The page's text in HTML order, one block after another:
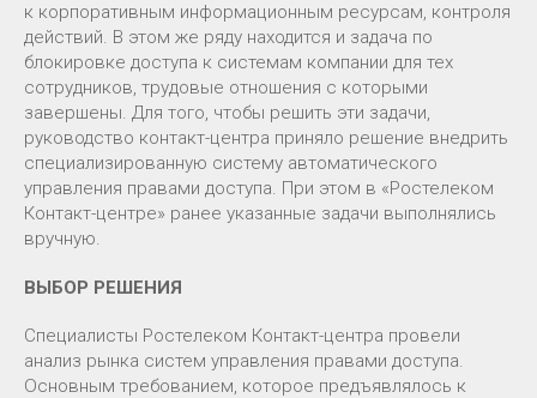
к корпоративным информационным ресурсам, контроля
действий. В этом же ряду находится и задача по
блокировке доступа к системам компании для тех
сотрудников, трудовые отношения с которыми
завершены. Для того, чтобы решить эти задачи,
руководство контакт-центра приняло решение внедрить
специализированную систему автоматического
управления правами доступа. При этом в «Ростелеком
Контакт-центре» ранее указанные задачи выполнялись
вручную.
ВЫБОР РЕШЕНИЯ
Специалисты Ростелеком Контакт-центра провели
анализ рынка систем управления правами доступа.
Основным требованием, которое предъявлялось к